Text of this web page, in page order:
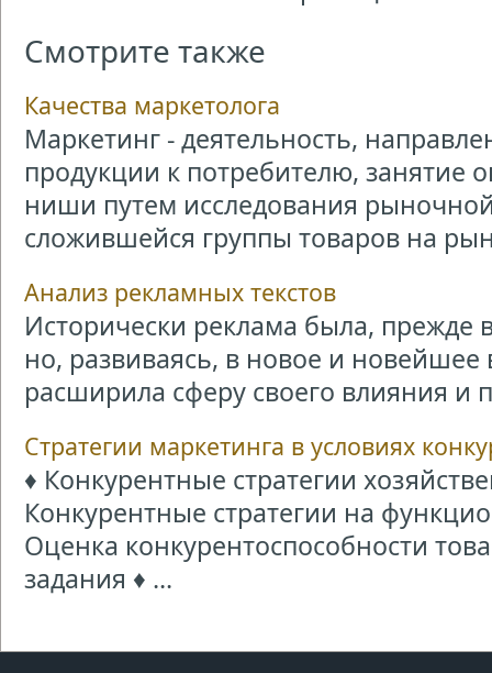
Смотрите также
Качества маркетолога
Маркетинг - деятельность,
продукции к потребителю, занятие
ниши путем исследования
сложившейся группы товаров на
Анализ рекламных текстов
Исторически реклама была,
но, развиваясь, в новое и
расширила сферу своего влияния и
Стратегии маркетинга в условиях
♦ Конкурентные стратегии
Конкурентные стратегии на
Оценка конкурентоспособности
задания ♦ ...